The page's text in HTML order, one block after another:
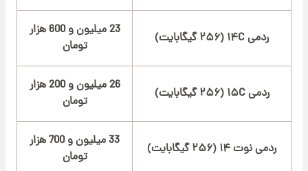
ردمی ۱۴C (۲۵۶ گیگابایت)
23 میلیون و 600 هزار
تومان
ردمی ۱۵C (۲۵۶ گیگابایت)
26 میلیون و 200 هزار
تومان
ردمی نوت ۱۴ (۲۵۶ گیگابایت)
33 میلیون و 700 هزار
تومان